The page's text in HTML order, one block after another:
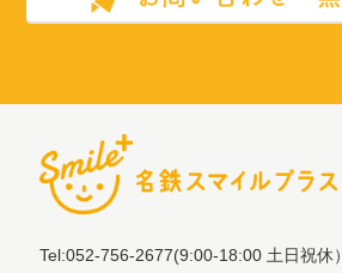
Tel:052-756-2677(9:00-18:00 土日祝休）